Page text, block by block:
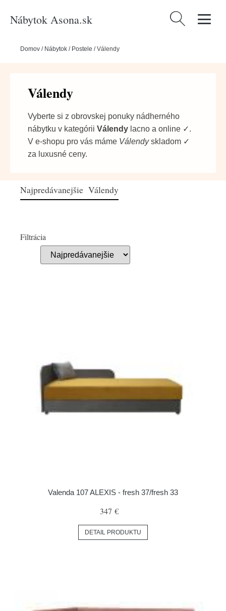
Nábytok Asona.sk Hľadať:
Domov / Nábytok / Postele /Válendy
Válendy
Vyberte si z obrovskej ponuky nádherného
nábytku v kategórii Válendy lacno a online ✓.
V e-shopu pro vás máme Válendyskladom ✓
za luxusné ceny.
Najpredávanejšie Válendy
Filtrácia
Valenda 107 ALEXIS - fresh 37/fresh 33
347 €
DETAIL PRODUKTU